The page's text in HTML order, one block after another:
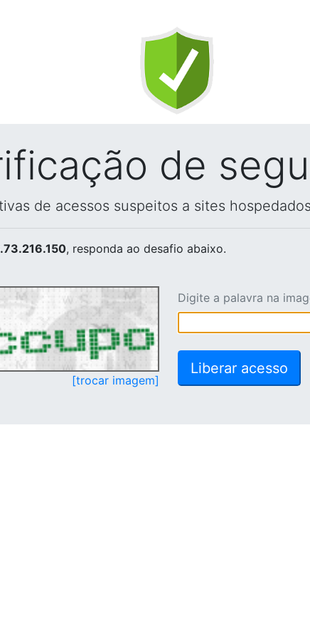
de
de acessos suspeitos a sites
, responda ao desafio abaixo.
[trocar imagem]
Digite a palavra na